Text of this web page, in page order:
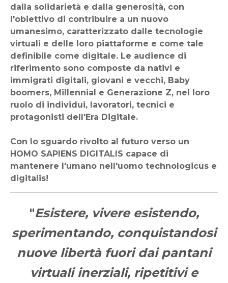
dalla solidarietà e dalla generosità, con
l'obiettivo di contribuire a un nuovo
umanesimo, caratterizzato dalle tecnologie
virtuali e delle loro piattaforme e come tale
definibile come digitale. Le audience di
riferimento sono composte da nativi e
immigrati digitali, giovani e vecchi, Baby
boomers, Millennial e Generazione Z, nel loro
ruolo di individui, lavoratori, tecnici e
protagonisti dell'Era Digitale.
Con lo sguardo rivolto al futuro verso un
HOMO SAPIENS DIGITALIS capace di
mantenere l'umano nell'uomo technologicus e
digitalis!
"Esistere, vivere esistendo,
sperimentando, conquistandosi
nuove libertà fuori dai pantani
virtuali inerziali, ripetitivi e